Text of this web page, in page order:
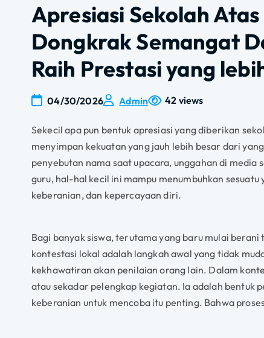
Apresiasi Sekolah
Dongkrak Semangat
Raih Prestasi yang
04/30/2026 Admin 42 views
Sekecil apa pun bentuk apresiasi yang diberikan
menyimpan kekuatan yang jauh lebih besar dari
penyebutan nama saat upacara, unggahan di media
guru, hal-hal kecil ini mampu menumbuhkan
keberanian, dan kepercayaan diri.
Bagi banyak siswa, terutama yang baru mulai
kontestasi lokal adalah langkah awal yang tidak
kekhawatiran akan penilaian orang lain. Dalam
atau sekadar pelengkap kegiatan. Ia adalah bentuk
keberanian untuk mencoba itu penting. Bahwa